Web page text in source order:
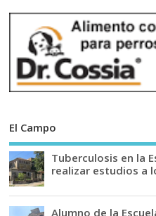
El Campo
Tuberculosis en la
realizar estudios a
Alumno de la